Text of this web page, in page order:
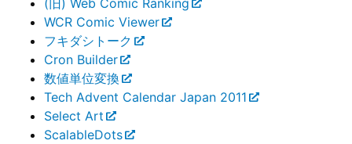
(旧) Web Comic Ranking
WCR Comic Viewer
フキダシトーク
Cron Builder
数値単位変換
Tech Advent Calendar Japan 2011
Select Art
ScalableDots